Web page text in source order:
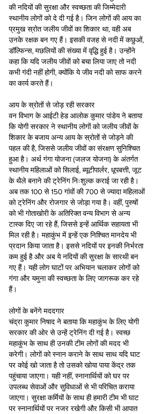
की नदियों की सुरक्षा और स्वच्छता की जिम्मेदारी
स्थानीय लोगों को दे दी गई है। जिन लोगों की आय का
प्रमुख स्रोत जलीय जीवों का शिकार था, वही अब
उनके रक्षक बन गए हैं। इसकी वजह से नदी में कछुओं,
डॉल्फिन्स, मछलियों की संख्या में वृद्धि हुई है। उन्होंने
कहा कि यदि जलीय जीवों को बचा लिया जाए तो नदी
कभी गंदी नहीं होगी, क्योंकि ये जीव नदी को साफ करने
का कार्य करते हैं।
आय के स्रोतों से जोड़ रही सरकार
वन विभाग के आईटी हेड आलोक कुमार पांडेय ने बताया
कि योगी सरकार ने स्थानीय लोगों को जलीय जीवों के
शिकार के बजाय अन्य आय के स्रोतों से जोड़ने की
पहल की है, जिससे जलीय जीवों का संरक्षण सुनिश्चित
हुआ है। अर्थ गंगा योजना (जलज योजना) के अंतर्गत
स्थानीय महिलाओं को सिलाई, ब्यूटीपार्लर, धूपबत्ती, जूट
के थैले बनाने की ट्रेनिंग निःशुल्क कराई जा रही है।
अब तक 100 से 150 गांवों की 700 से ज्यादा महिलाओं
को ट्रेनिंग और रोजगार से जोड़ा गया है। वहीं, पुरुषों
को भी गोताखोरी के अतिरिक्त वन्य विभाग से अन्य
टास्क दिए जा रहे हैं, जिससे इन्हें आर्थिक सहायता भी
मिल रही है। महाकुंभ में इन्हें एक निश्चित मानदेय भी
प्रदान किया जाता है। इससे नदियों पर इनकी निर्भरता
कम हुई है और अब ये नदियों की सुरक्षा के सारथी बन
गए हैं। यही लोग घाटों पर अभियान चलाकर लोगों को
गंगा और यमुना की स्वच्छता के लिए जागरूक कर रहे
हैं।
लोगों के बनेंगे मददगार
चंद्रा कुमार निषाद ने बताया कि महाकुंभ के लिए योगी
सरकार की ओर से उन्हें ट्रेनिंग दी गई है। स्वच्छ
महाकुंभ के साथ ही उनकी टीम लोगों की मदद भी
करेगी। लोगों को स्नान कराने के साथ साथ यदि घाट
पर कोई खो जाता है तो उसको खोया पाया केंद्र तक
पहुंचाया जाएगा। यही नहीं, स्नानार्थियों को घर पर
उपलब्ध सेवाओं और सुविधाओं से भी परिचित कराया
जाएगा। सुरक्षा कर्मियों के साथ ही हमारी टीम भी घाट
पर स्नानार्थियों पर नजर रखेगी और किसी भी आपात